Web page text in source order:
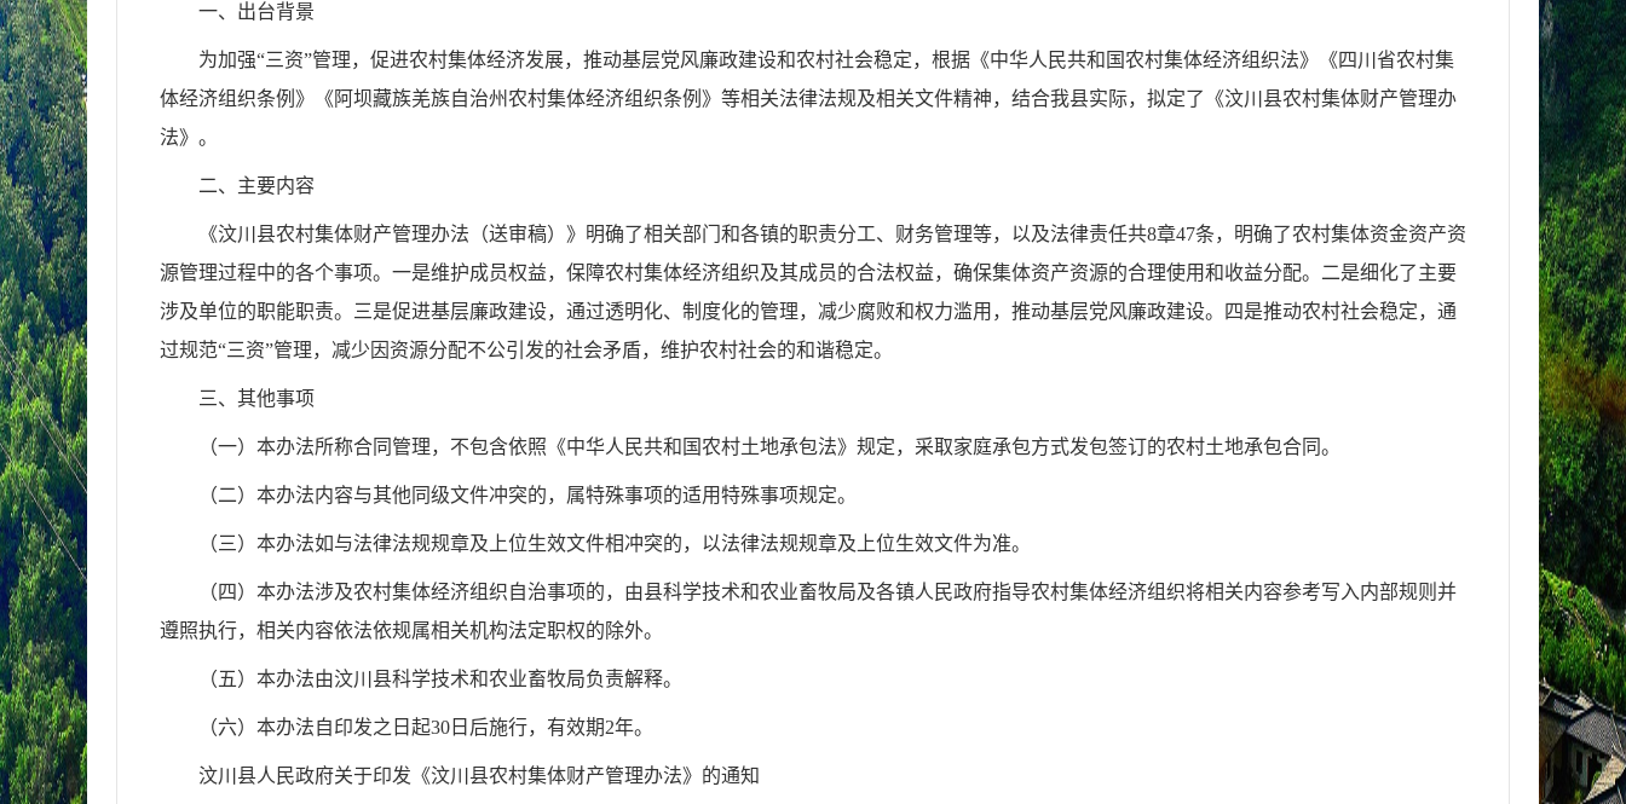
一、出台背景
为加强“三资”管理，促进农村集体经济发展，推动基层党风廉政建设和农村社会稳定，根据《中华人民共和国农村集体经济组织法》《四川省农村集
体经济组织条例》《阿坝藏族羌族自治州农村集体经济组织条例》等相关法律法规及相关文件精神，结合我县实际，拟定了《汶川县农村集体财产管理办
法》。
二、主要内容
《汶川县农村集体财产管理办法（送审稿）》明确了相关部门和各镇的职责分工、财务管理等，以及法律责任共8章47条，明确了农村集体资金资产资
源管理过程中的各个事项。一是维护成员权益，保障农村集体经济组织及其成员的合法权益，确保集体资产资源的合理使用和收益分配。二是细化了主要
涉及单位的职能职责。三是促进基层廉政建设，通过透明化、制度化的管理，减少腐败和权力滥用，推动基层党风廉政建设。四是推动农村社会稳定，通
过规范“三资”管理，减少因资源分配不公引发的社会矛盾，维护农村社会的和谐稳定。
三、其他事项
（一）本办法所称合同管理，不包含依照《中华人民共和国农村土地承包法》规定，采取家庭承包方式发包签订的农村土地承包合同。
（二）本办法内容与其他同级文件冲突的，属特殊事项的适用特殊事项规定。
（三）本办法如与法律法规规章及上位生效文件相冲突的，以法律法规规章及上位生效文件为准。
（四）本办法涉及农村集体经济组织自治事项的，由县科学技术和农业畜牧局及各镇人民政府指导农村集体经济组织将相关内容参考写入内部规则并
遵照执行，相关内容依法依规属相关机构法定职权的除外。
（五）本办法由汶川县科学技术和农业畜牧局负责解释。
（六）本办法自印发之日起30日后施行，有效期2年。
汶川县人民政府关于印发《汶川县农村集体财产管理办法》的通知